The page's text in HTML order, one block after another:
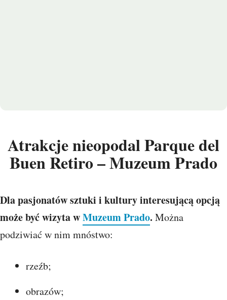
Atrakcje nieopodal Parque del
Buen Retiro – Muzeum Prado
Dla pasjonatów sztuki i kultury interesującą opcją
może być wizyta wMuzeum Prado. Można
podziwiać w nim mnóstwo:
rzeźb;
obrazów;